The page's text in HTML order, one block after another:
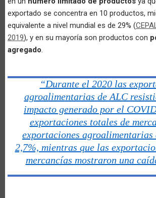
exportado se concentra en 10 productos,
equivalente a nivel mundial es de 29% (
2019), y en su mayoría son productos con
agregado.
“Durante el 2020 las
agroalimentarias de ALC
impacto generado por el
exportaciones totales de
exportaciones agroalimentarias
2,7%, mientras que las
mercancías mostraron una